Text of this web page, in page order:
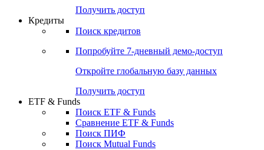
Получить доступ
Кредиты
Поиск кредитов
Попробуйте 7-дневный демо-доступ
Откройте глобальную базу данных
Получить доступ
ETF & Funds
Поиск ETF & Funds
Сравнение ETF & Funds
Поиск ПИФ
Поиск Mutual Funds